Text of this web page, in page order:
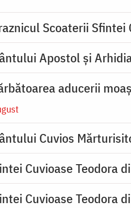
Scoaterii Sfintei
Apostol și
aducerii
Cuvios
Cuvioase Teodora
Cuvioase Teodora